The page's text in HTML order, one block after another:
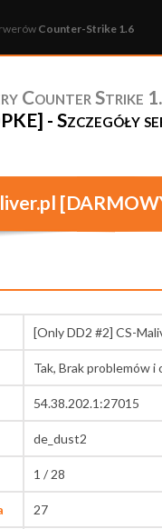
Counter-Strike 1.6
Counter Strike
- Szczegóły
[Only DD2 #2] CS-
Tak, Brak problemów i
54.38.202.1:27015
de_dust2
1 / 28
27